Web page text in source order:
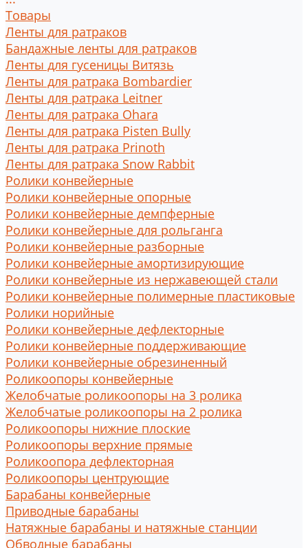
Товары
Ленты для ратраков
Бандажные ленты для ратраков
Ленты для гусеницы Витязь
Ленты для ратрака Bombardier
Ленты для ратрака Leitner
Ленты для ратрака Ohara
Ленты для ратрака Pisten Bully
Ленты для ратрака Prinoth
Ленты для ратрака Snow Rabbit
Ролики конвейерные
Ролики конвейерные опорные
Ролики конвейерные демпферные
Ролики конвейерные для рольганга
Ролики конвейерные разборные
Ролики конвейерные амортизирующие
Ролики конвейерные из нержавеющей стали
Ролики конвейерные полимерные пластиковые
Ролики норийные
Ролики конвейерные дефлекторные
Ролики конвейерные поддерживающие
Ролики конвейерные обрезиненный
Роликоопоры конвейерные
Желобчатые роликоопоры на 3 ролика
Желобчатые роликоопоры на 2 ролика
Роликоопоры нижние плоские
Роликоопоры верхние прямые
Роликоопора дефлекторная
Роликоопоры центрующие
Барабаны конвейерные
Приводные барабаны
Натяжные барабаны и натяжные станции
Обводные барабаны